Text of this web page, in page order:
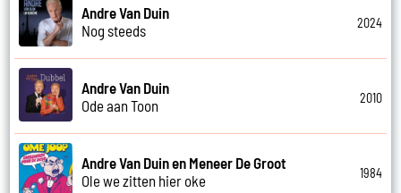
Andre Van Duin
Nog steeds
2024
Andre Van Duin
Ode aan Toon
2010
Andre Van Duin en Meneer De Groot
Ole we zitten hier oke
1984